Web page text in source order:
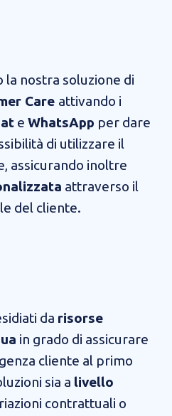
nostra soluzione di
Care attivando i
eWhatsApp per dare
di utilizzare il
assicurando inoltre
attraverso il
del cliente.
da risorse
in grado di assicurare
cliente al primo
sia a livello
contrattuali o